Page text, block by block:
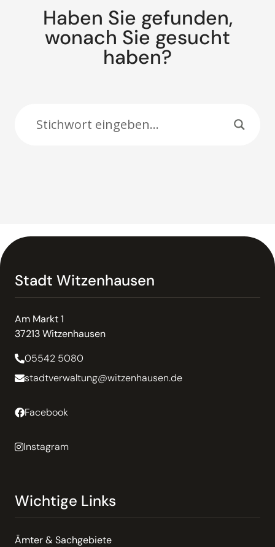
Haben Sie gefunden,
wonach Sie gesucht
haben?
Stadt Witzenhausen
Am Markt 1
37213 Witzenhausen
05542 5080
stadtverwaltung@witzenhausen.de
Facebook
Instagram
Wichtige Links
Ämter & Sachgebiete